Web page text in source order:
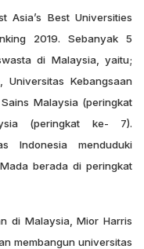
Asia’s Best Universities
2019. Sebanyak 5
di Malaysia, yaitu;
Universitas Kebangsaan
Malaysia (peringkat
(peringkat ke- 7).
Indonesia menduduki
berada di peringkat
di Malaysia, Mior Harris
membangun universitas